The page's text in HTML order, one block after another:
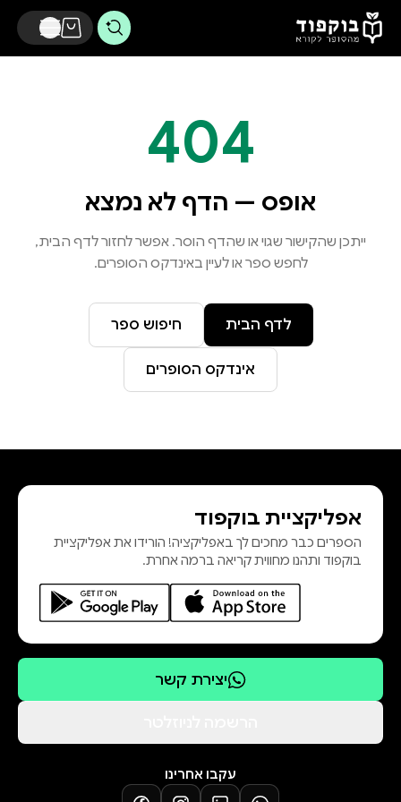
דלג לתוכן הראשי
404
אופס — הדף לא נמצא
ייתכן שהקישור שגוי או שהדף הוסר. אפשר לחזור לדף הבית,
לחפש ספר או לעיין באינדקס הסופרים.
לדף הבית חיפוש ספר
אינדקס הסופרים
אפליקציית בוקפוד
הספרים כבר מחכים לך באפליקציה! הורידו את אפליקציית
בוקפוד ותהנו מחווית קריאה ברמה אחרת.
יצירת קשר
עקבו אחרינו